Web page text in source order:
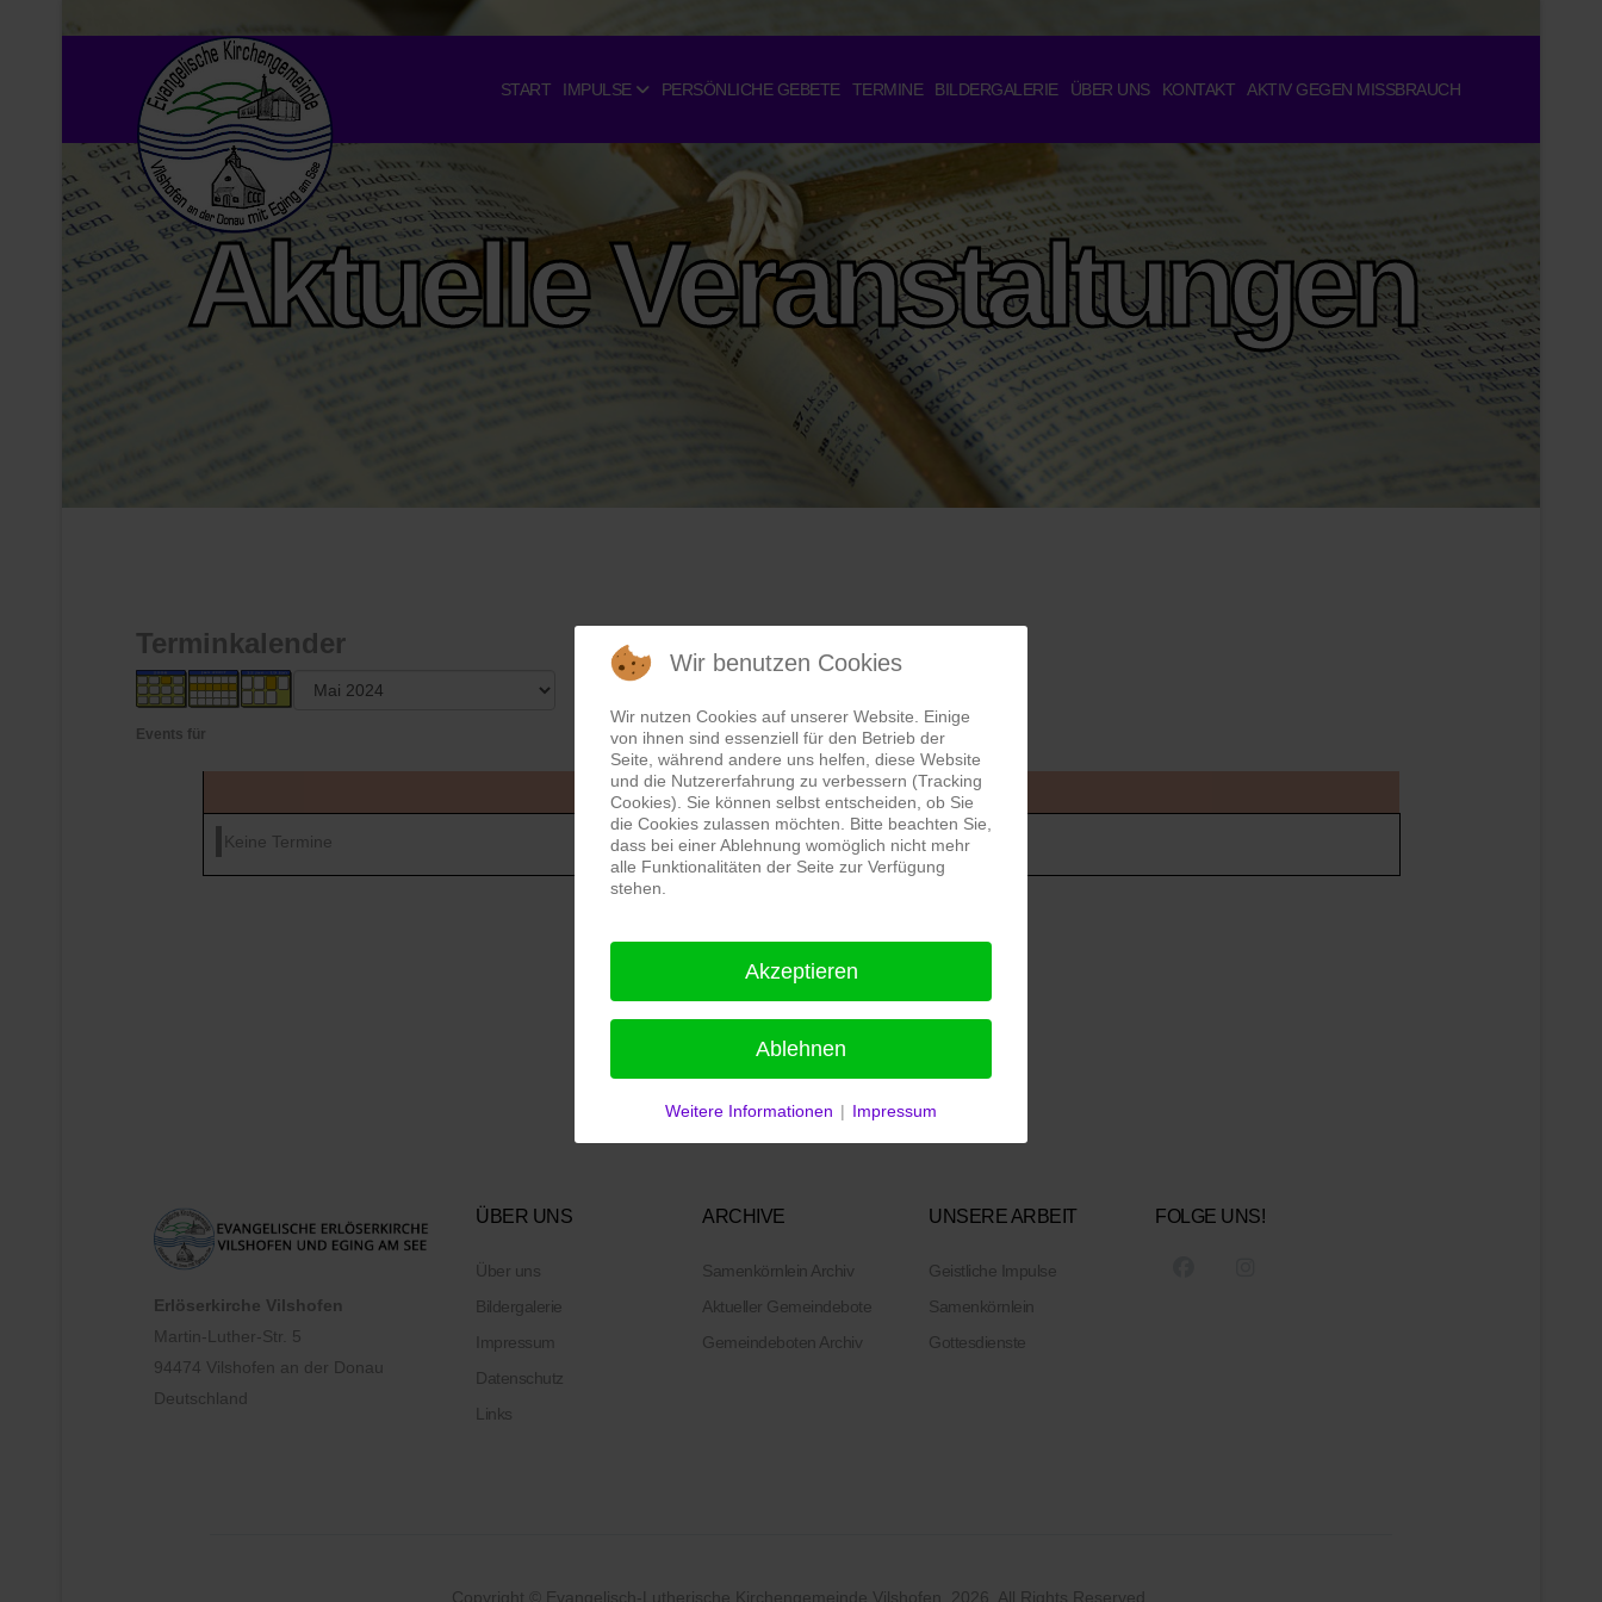
START IMPULSE PERSÖNLICHE GEBETE TERMINE BILDERGALERIE ÜBER UNS KONTAKT AKTIV GEGEN MISSBRAUCH
Aktuelle Veranstaltungen
Terminkalender
Events für
Mittwoch, 01. Mai 2024
Keine Termine
Erlöserkirche Vilshofen
Martin-Luther-Str. 5
94474 Vilshofen an der Donau
Deutschland
ÜBER UNS
Über uns
Bildergalerie
Impressum
Datenschutz
Links
ARCHIVE
Samenkörnlein Archiv
Aktueller Gemeindebote
Gemeindeboten Archiv
UNSERE ARBEIT
Geistliche Impulse
Samenkörnlein
Gottesdienste
FOLGE UNS!
Copyright © Evangelisch-Lutherische Kirchengemeinde Vilshofen. 2026. All Rights Reserved.
Wir benutzen Cookies
Wir nutzen Cookies auf unserer Website. Einige
von ihnen sind essenziell für den Betrieb der
Seite, während andere uns helfen, diese Website
und die Nutzererfahrung zu verbessern (Tracking
Cookies). Sie können selbst entscheiden, ob Sie
die Cookies zulassen möchten. Bitte beachten Sie,
dass bei einer Ablehnung womöglich nicht mehr
alle Funktionalitäten der Seite zur Verfügung
stehen.
Akzeptieren
Ablehnen
Weitere Informationen | Impressum